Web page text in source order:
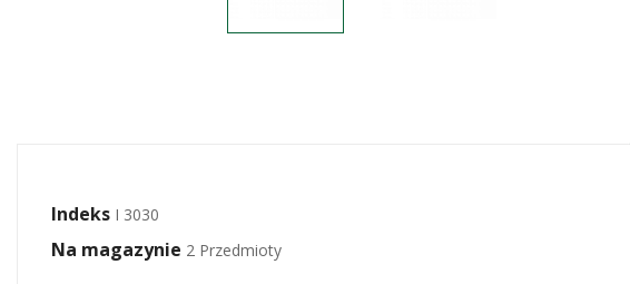
Indeks I 3030
Na magazynie 2 Przedmioty